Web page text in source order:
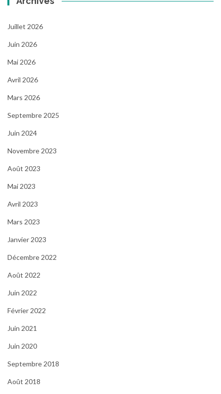
Juillet 2026
Juin 2026
Mai 2026
Avril 2026
Mars 2026
Septembre 2025
Juin 2024
Novembre 2023
Août 2023
Mai 2023
Avril 2023
Mars 2023
Janvier 2023
Décembre 2022
Août 2022
Juin 2022
Février 2022
Juin 2021
Juin 2020
Septembre 2018
Août 2018